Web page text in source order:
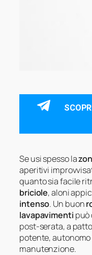
Se usi spesso la
aperitivi
quanto sia facile
briciole, aloni
intenso. Un buon
lavapavimenti può
post-serata, a
potente,
manutenzione.